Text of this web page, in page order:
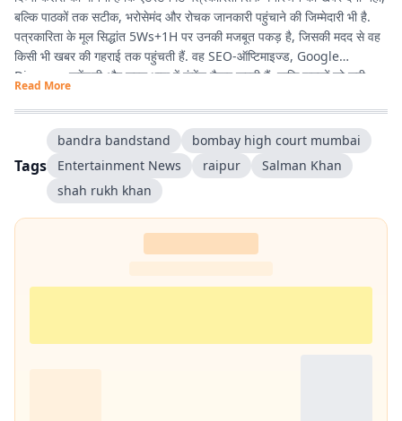
बल्कि पाठकों तक सटीक, भरोसेमंद और रोचक जानकारी पहुंचाने की जिम्मेदारी भी है.
पत्रकारिता के मूल सिद्धांत 5Ws+1H पर उनकी मजबूत पकड़ है, जिसकी मदद से वह
किसी भी खबर की गहराई तक पहुंचती हैं. वह SEO-ऑप्टिमाइज्ड, Google
Discover फ्रेंडली और सरल भाषा में कंटेंट तैयार करती हैं, ताकि पाठकों को सही
जानकारी आसानी से मिले और उनका पढ़ने का अनुभव बेहतर हो.
Read More
Tags
bandra bandstand
bombay high court mumbai
Entertainment News
raipur
Salman Khan
shah rukh khan